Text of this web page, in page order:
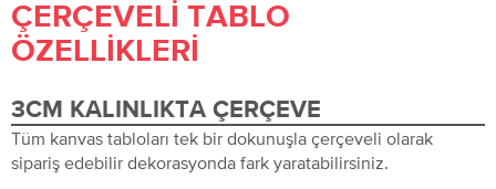
ÇERÇEVELI TABLO
ÖZELLIKLERI
3CM KALINLIKTA ÇERÇEVE
Tüm kanvas tabloları tek bir dokunuşla çerçeveli olarak
sipariş edebilir dekorasyonda fark yaratabilirsiniz.